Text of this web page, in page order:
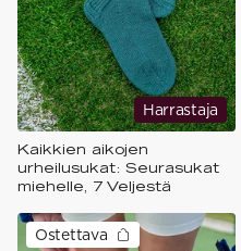
Harrastaja
Kaikkien aikojen
urheilusukat: Seurasukat
miehelle, 7 Veljestä
Ostettava